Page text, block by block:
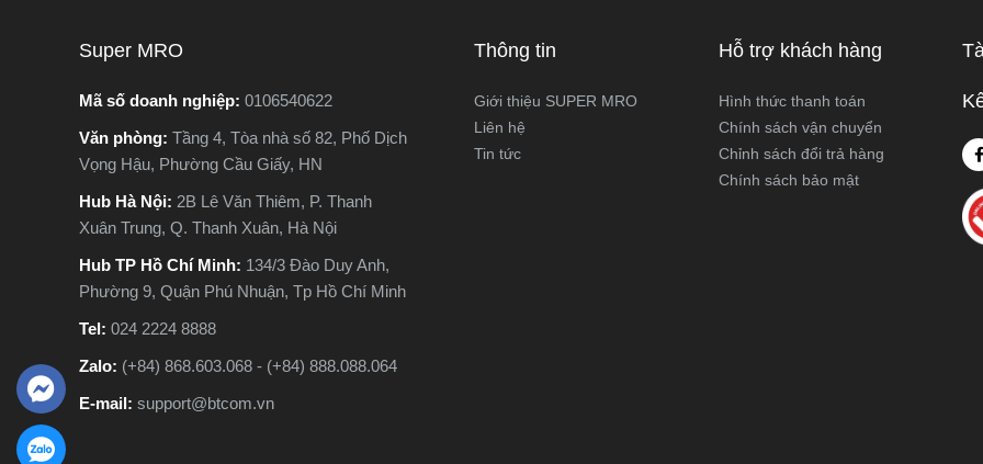
các dấu hiệu máy khoan sắp hỏng? Hãy
cùng Super MRO tìm hiểu 7 dấu hiệu
sửa chữa kịp thời và kéo dài tuổi thọ
cho máy khoan.
khác nhau như thế nào? Loại nào sẽ
phù hợp với công việc của bạn hơn?
và tư vấn chọn lựa loại máy
nhất với nhu cầu sử dụng
Super MRO
Mã số doanh nghiệp: 0106540622
Văn phòng: Tầng 4, Tòa nhà số 82, Phố Dịch
Vọng Hậu, Phường Cầu Giấy, HN
Hub Hà Nội: 2B Lê Văn Thiêm, P. Thanh
Xuân Trung, Q. Thanh Xuân, Hà Nội
Hub TP Hồ Chí Minh: 134/3 Đào Duy Anh,
Phường 9, Quận Phú Nhuận, Tp Hồ Chí Minh
Tel: 024 2224 8888
Zalo: (+84) 868.603.068 - (+84) 888.088.064
E-mail: support@btcom.vn
Thông tin
Giới thiệu SUPER MRO
Liên hệ
Tin tức
Hỗ trợ khách hàng
Hình thức thanh toán
Chính sách vận chuyển
Chỉnh sách đổi trả hàng
Chính sách bảo mật